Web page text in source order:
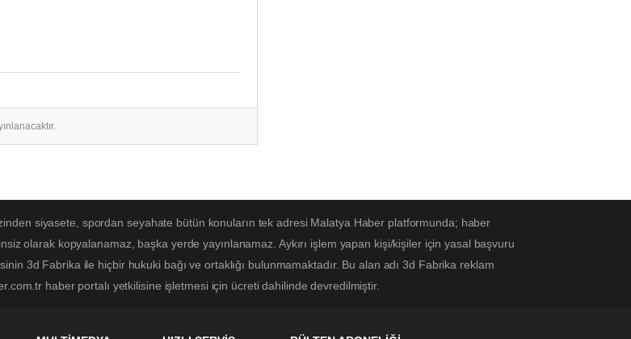
siyasete, spordan seyahate bütün konuların tek adresi Malatya Haber platformunda; haber
olarak kopyalanamaz, başka yerde yayınlanamaz. Aykırı işlem yapan kişi/kişiler için yasal başvuru
3d Fabrika ile hiçbir hukuki bağı ve ortaklığı bulunmamaktadır. Bu alan adı 3d Fabrika reklam
haber portalı yetkilisine işletmesi için ücreti dahilinde devredilmiştir.